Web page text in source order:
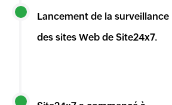
Lancement de la surveillance
des sites Web de Site24x7.